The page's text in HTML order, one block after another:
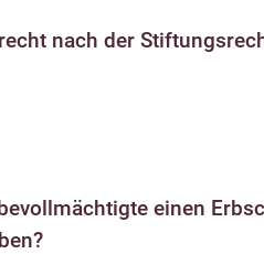
nach der
einen